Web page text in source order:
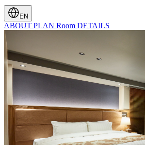
EN
ABOUT PLAN Room DETAILS